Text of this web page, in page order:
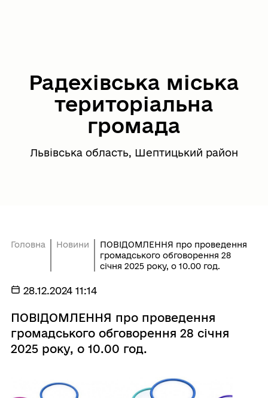
Радехівська міська
територіальна
громада
Львівська область, Шептицький район
Головна Новини
ПОВІДОМЛЕННЯ про проведення
громадського обговорення 28
січня 2025 року, о 10.00 год.
28.12.2024 11:14
ПОВІДОМЛЕННЯ про проведення
громадського обговорення 28 січня
2025 року, о 10.00 год.